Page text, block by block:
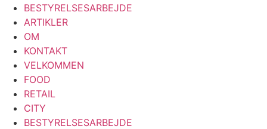
BESTYRELSESARBEJDE
ARTIKLER
OM
KONTAKT
VELKOMMEN
FOOD
RETAIL
CITY
BESTYRELSESARBEJDE